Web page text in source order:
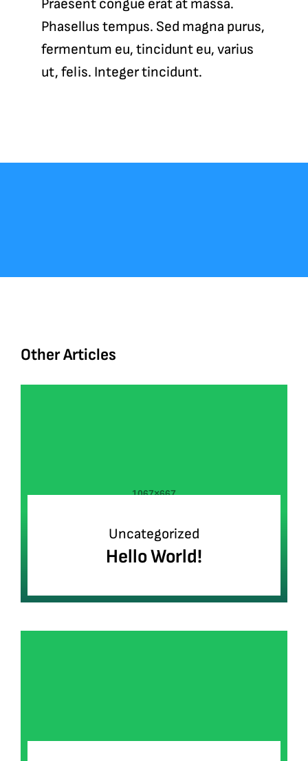
Praesent congue erat at massa.
Phasellus tempus. Sed magna purus,
fermentum eu, tincidunt eu, varius
ut, felis. Integer tincidunt.
Other Articles
Uncategorized
Hello World!